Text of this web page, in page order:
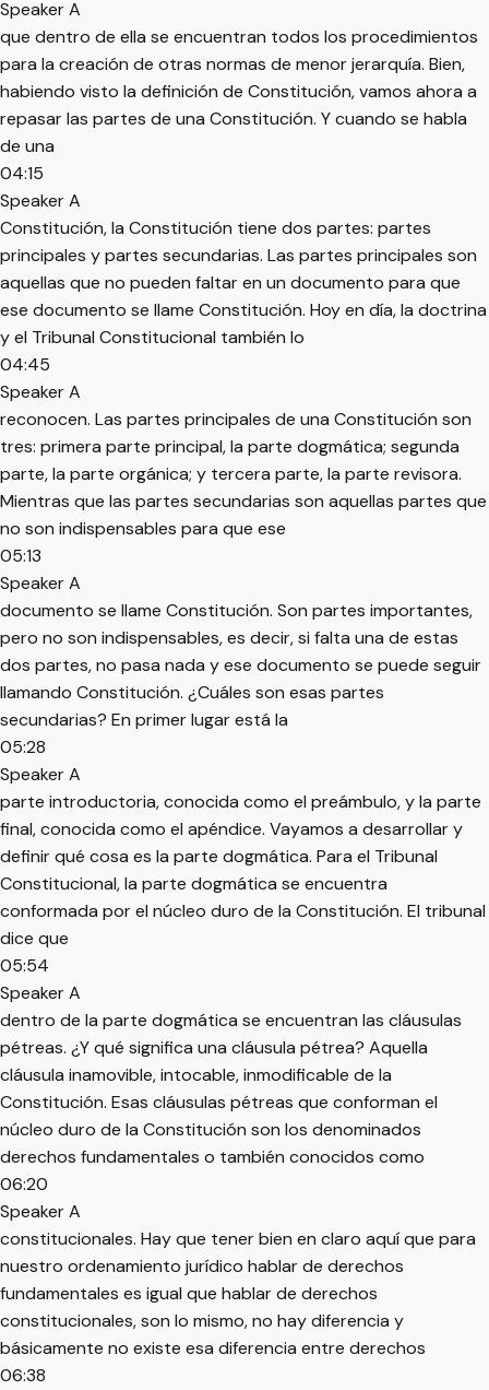
Speaker A
que dentro de ella se encuentran todos los procedimientos
para la creación de otras normas de menor jerarquía. Bien,
habiendo visto la definición de Constitución, vamos ahora a
repasar las partes de una Constitución. Y cuando se habla
de una
04:15
Speaker A
Constitución, la Constitución tiene dos partes: partes
principales y partes secundarias. Las partes principales son
aquellas que no pueden faltar en un documento para que
ese documento se llame Constitución. Hoy en día, la doctrina
y el Tribunal Constitucional también lo
04:45
Speaker A
reconocen. Las partes principales de una Constitución son
tres: primera parte principal, la parte dogmática; segunda
parte, la parte orgánica; y tercera parte, la parte revisora.
Mientras que las partes secundarias son aquellas partes que
no son indispensables para que ese
05:13
Speaker A
documento se llame Constitución. Son partes importantes,
pero no son indispensables, es decir, si falta una de estas
dos partes, no pasa nada y ese documento se puede seguir
llamando Constitución. ¿Cuáles son esas partes
secundarias? En primer lugar está la
05:28
Speaker A
parte introductoria, conocida como el preámbulo, y la parte
final, conocida como el apéndice. Vayamos a desarrollar y
definir qué cosa es la parte dogmática. Para el Tribunal
Constitucional, la parte dogmática se encuentra
conformada por el núcleo duro de la Constitución. El tribunal
dice que
05:54
Speaker A
dentro de la parte dogmática se encuentran las cláusulas
pétreas. ¿Y qué significa una cláusula pétrea? Aquella
cláusula inamovible, intocable, inmodificable de la
Constitución. Esas cláusulas pétreas que conforman el
núcleo duro de la Constitución son los denominados
derechos fundamentales o también conocidos como
06:20
Speaker A
constitucionales. Hay que tener bien en claro aquí que para
nuestro ordenamiento jurídico hablar de derechos
fundamentales es igual que hablar de derechos
constitucionales, son lo mismo, no hay diferencia y
básicamente no existe esa diferencia entre derechos
06:38